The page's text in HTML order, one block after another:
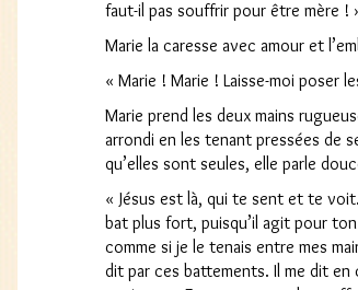
faut-il pas souffrir pour être mère !
Marie la caresse avec amour et
« Marie ! Marie ! Laisse-moi poser
Marie prend les deux mains
arrondi en les tenant pressées de
qu’elles sont seules, elle parle
« Jésus est là, qui te sent et te
bat plus fort, puisqu’il agit pour
comme si je le tenais entre mes
dit par ces battements. Il me dit en